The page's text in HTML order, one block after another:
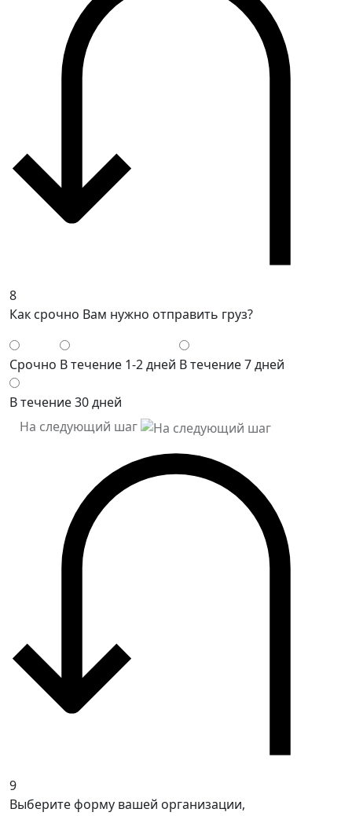
8
Как срочно Вам нужно отправить груз?
Срочно В течение 1-2 дней В течение 7 дней
В течение 30 дней
На следующий шаг
9
Выберите форму вашей организации,